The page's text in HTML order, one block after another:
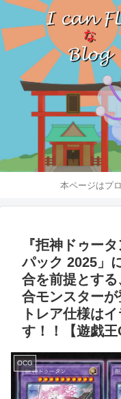
本ページはプ
『拒神ドゥー
パック 2025」
合を前提とす
合モンスター
トレア仕様は
す！！【遊戯王
OCG